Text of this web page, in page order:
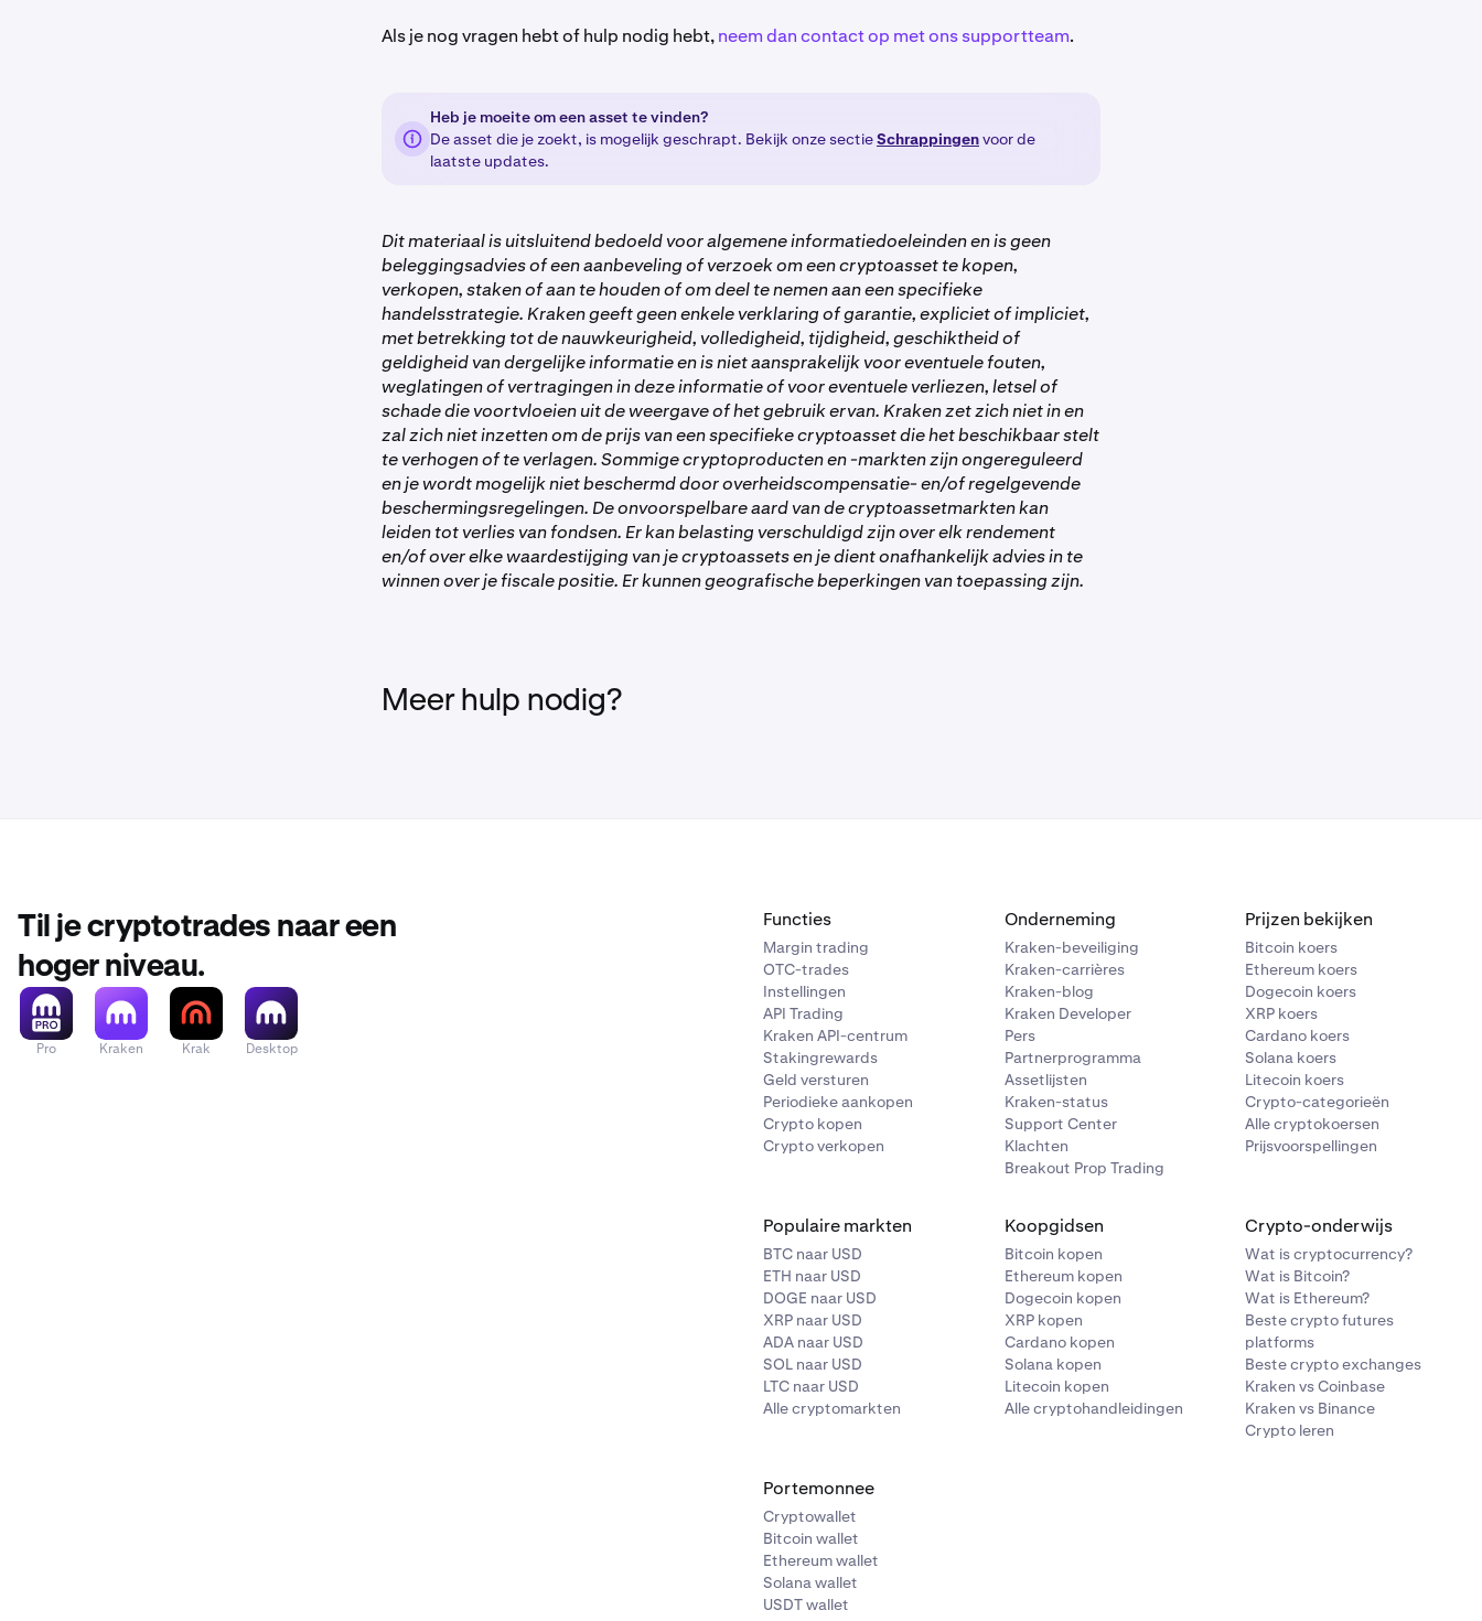
ondersteunen. Dit was geen onafhankelijke beslissing van Kraken. Render draaide
oorspronkelijk als een ERC-20 op de Ethereum-blockchain, maar na een stemming in de
aankondigingdie is gepubliceerd door de Render Foundation.
Als je nog vragen hebt of hulp nodig hebt,neem dan contact op met ons supportteam.
Heb je moeite om een asset te vinden?
De asset die je zoekt, is mogelijk geschrapt. Bekijk onze sectieSchrappingenvoor de
laatste updates.
Dit materiaal is uitsluitend bedoeld voor algemene informatiedoeleinden en is geen
beleggingsadvies of een aanbeveling of verzoek om een cryptoasset te kopen,
verkopen, staken of aan te houden of om deel te nemen aan een specifieke
handelsstrategie. Kraken geeft geen enkele verklaring of garantie, expliciet of impliciet,
met betrekking tot de nauwkeurigheid, volledigheid, tijdigheid, geschiktheid of
geldigheid van dergelijke informatie en is niet aansprakelijk voor eventuele fouten,
weglatingen of vertragingen in deze informatie of voor eventuele verliezen, letsel of
schade die voortvloeien uit de weergave of het gebruik ervan. Kraken zet zich niet in en
zal zich niet inzetten om de prijs van een specifieke cryptoasset die het beschikbaar stelt
te verhogen of te verlagen. Sommige cryptoproducten en -markten zijn ongereguleerd
en je wordt mogelijk niet beschermd door overheidscompensatie- en/of regelgevende
beschermingsregelingen. De onvoorspelbare aard van de cryptoassetmarkten kan
leiden tot verlies van fondsen. Er kan belasting verschuldigd zijn over elk rendement
en/of over elke waardestijging van je cryptoassets en je dient onafhankelijk advies in te
winnen over je fiscale positie. Er kunnen geografische beperkingen van toepassing zijn.
Meer hulp nodig?
Til je cryptotrades naar een
hoger niveau.
Pro Kraken Krak Desktop
Functies
Margin trading
OTC-trades
Instellingen
API Trading
Kraken API-centrum
Stakingrewards
Geld versturen
Periodieke aankopen
Crypto kopen
Crypto verkopen
Onderneming
Kraken-beveiliging
Kraken-carrières
Kraken-blog
Kraken Developer
Pers
Partnerprogramma
Assetlijsten
Kraken-status
Support Center
Klachten
Breakout Prop Trading
Prijzen bekijken
Bitcoin koers
Ethereum koers
Dogecoin koers
XRP koers
Cardano koers
Solana koers
Litecoin koers
Crypto-categorieën
Alle cryptokoersen
Prijsvoorspellingen
Populaire markten
BTC naar USD
ETH naar USD
DOGE naar USD
XRP naar USD
ADA naar USD
SOL naar USD
LTC naar USD
Alle cryptomarkten
Koopgidsen
Bitcoin kopen
Ethereum kopen
Dogecoin kopen
XRP kopen
Cardano kopen
Solana kopen
Litecoin kopen
Alle cryptohandleidingen
Crypto-onderwijs
Wat is cryptocurrency?
Wat is Bitcoin?
Wat is Ethereum?
Beste crypto futures
platforms
Beste crypto exchanges
Kraken vs Coinbase
Kraken vs Binance
Crypto leren
Portemonnee
Cryptowallet
Bitcoin wallet
Ethereum wallet
Solana wallet
USDT wallet